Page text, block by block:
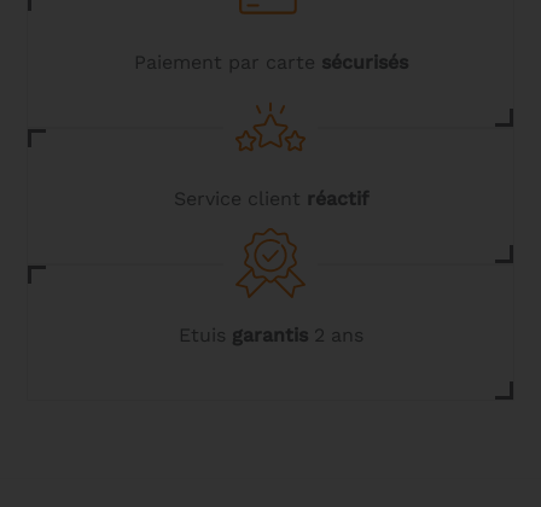
Paiement par carte sécurisés
Service client réactif
Etuis garantis2 ans